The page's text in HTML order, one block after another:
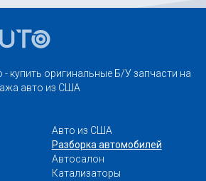
- купить оригинальные Б/У запчасти на
авто из США
Авто из США
Разборка автомобилей
Автосалон
Катализаторы